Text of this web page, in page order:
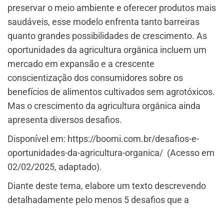
preservar o meio ambiente e oferecer produtos mais
saudáveis, esse modelo enfrenta tanto barreiras
quanto grandes possibilidades de crescimento. As
oportunidades da agricultura orgânica incluem um
mercado em expansão e a crescente
conscientização dos consumidores sobre os
benefícios de alimentos cultivados sem agrotóxicos.
Mas o crescimento da agricultura orgânica ainda
apresenta diversos desafios.
Disponível em: https://boomi.com.br/desafios-e-
oportunidades-da-agricultura-organica/ (Acesso em
02/02/2025, adaptado).
Diante deste tema, elabore um texto descrevendo
detalhadamente pelo menos 5 desafios que a